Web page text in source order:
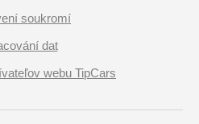
soukromí
dat
webu TipCars